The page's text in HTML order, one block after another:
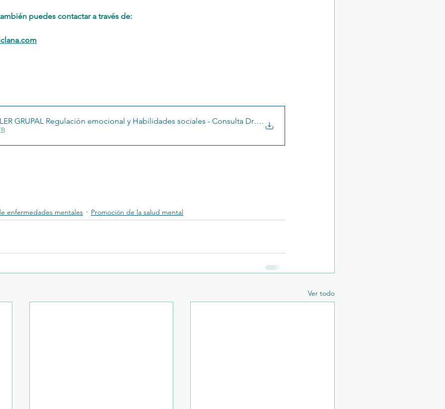
puedes contactar a través de:
GRUPAL Regulación emocional y Habilidades sociales - Consulta Dr Carlos
.
enfermedades mentales Promoción de la salud mental
Ver todo